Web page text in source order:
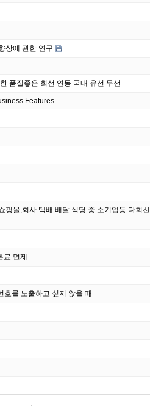
상에 관한 연구
한 품질좋은 회선 연동 국내 유선 무선
Features Business Features
핑몰,회사 택배 배달 식당 중 소기업등 다회선
면제
를 노출하고 싶지 않을 때